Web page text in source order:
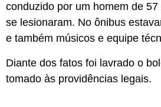
conduzido por um homem de
se lesionaram. No ônibus
e também músicos e equipe
Diante dos fatos foi lavrado o
tomado às providências legais.